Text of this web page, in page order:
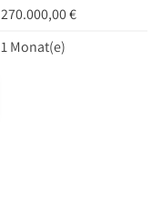
270.000,00 €
1 Monat(e)